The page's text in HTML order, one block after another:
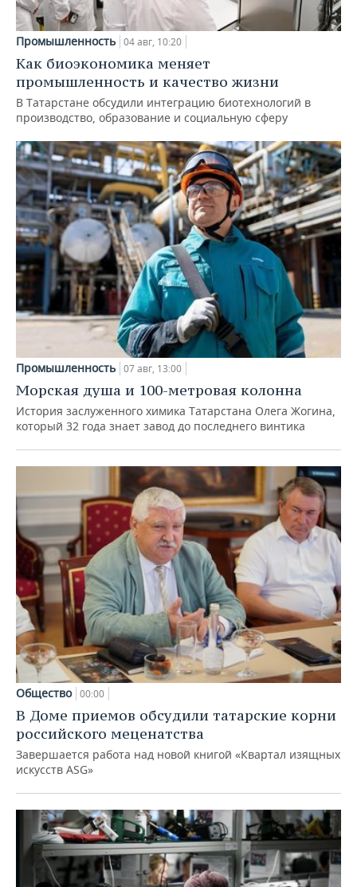
Промышленность 04 авг, 10:20
Как биоэкономика меняет
промышленность и качество жизни
В Татарстане обсудили интеграцию биотехнологий в
производство, образование и социальную сферу
Промышленность 07 авг, 13:00
Морская душа и 100-метровая колонна
История заслуженного химика Татарстана Олега Жогина,
который 32 года знает завод до последнего винтика
Общество 00:00
В Доме приемов обсудили татарские корни
российского меценатства
Завершается работа над новой книгой «Квартал изящных
искусств ASG»